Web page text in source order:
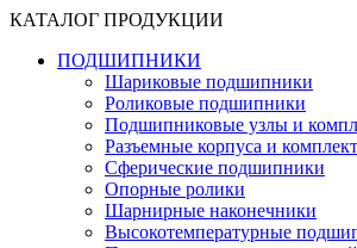
КАТАЛОГ ПРОДУКЦИИ
ПОДШИПНИКИ
Шариковые подшипники
Роликовые подшипники
Подшипниковые узлы и
Разъемные корпуса и
Сферические подшипники
Опорные ролики
Шарнирные наконечники
Высокотемпературные